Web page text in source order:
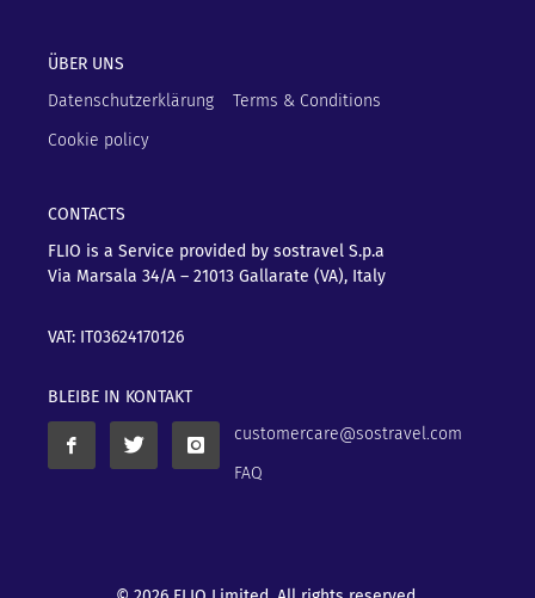
ÜBER UNS
Datenschutzerklärung
Terms & Conditions
Cookie policy
CONTACTS
FLIO is a Service provided by sostravel S.p.a
Via Marsala 34/A – 21013 Gallarate (VA), Italy
VAT: IT03624170126
BLEIBE IN KONTAKT
customercare@sostravel.com
FAQ